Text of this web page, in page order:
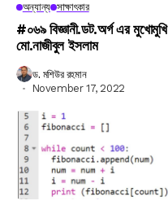
অন্যান্য সাক্ষাৎকার
#০৬৯ বিজ্ঞানী.ডট.অর্গ এর মুখোমুখি
মো.নাজীবুল ইসলাম
ড. মশিউর রহমান
November 17, 2022